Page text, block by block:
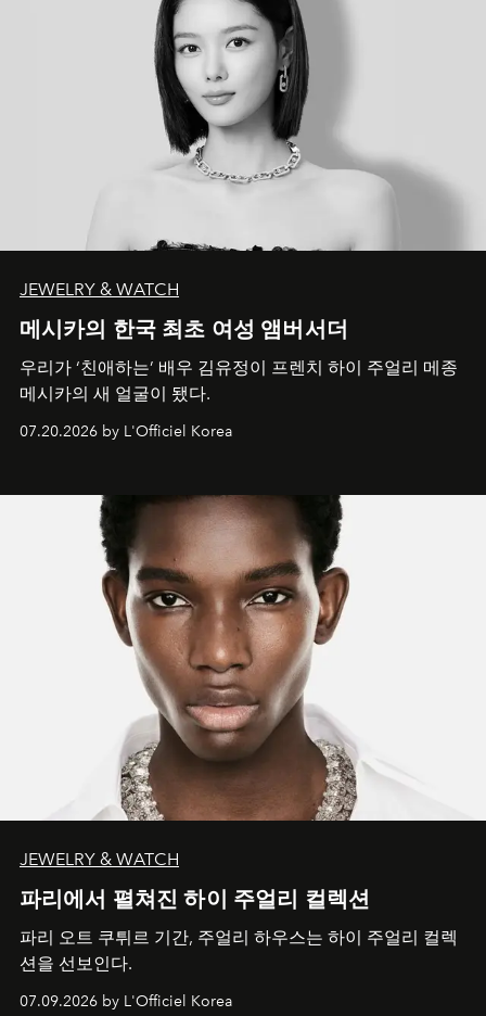
JEWELRY & WATCH
메시카의 한국 최초 여성 앰버서더
우리가 ‘친애하는’ 배우 김유정이 프렌치 하이 주얼리 메종
메시카의 새 얼굴이 됐다.
07.20.2026 by L'Officiel Korea
JEWELRY & WATCH
파리에서 펼쳐진 하이 주얼리 컬렉션
파리 오트 쿠튀르 기간, 주얼리 하우스는 하이 주얼리 컬렉
션을 선보인다.
07.09.2026 by L'Officiel Korea